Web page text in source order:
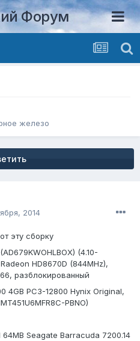
Форум
железо
2014
эту сборку
(4.10-
HD8670D (844MHz),
разблокированный
4GB PC3-12800 Hynix Original,
PBNO)
64MB Seagate Barracuda 7200.14